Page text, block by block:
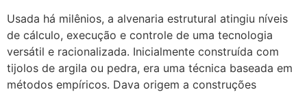
Usada há milênios, a alvenaria estrutural atingiu níveis
de cálculo, execução e controle de uma tecnologia
versátil e racionalizada. Inicialmente construída com
tijolos de argila ou pedra, era uma técnica baseada em
métodos empíricos. Dava origem a construções